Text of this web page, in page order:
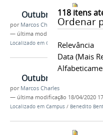
118itens
Ordenar
Relevância
Data (mais
Outubro_Rosa_1
por Marcos Charles
— última modificação
Localizado em Campus /Benedito
Outubro_Rosa_2
por Marcos Charles
— última modificação 18/04/2020
Localizado em Campus / Benedito